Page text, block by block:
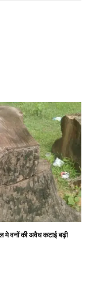
मे वनों की अवैध कटाई बढ़ी